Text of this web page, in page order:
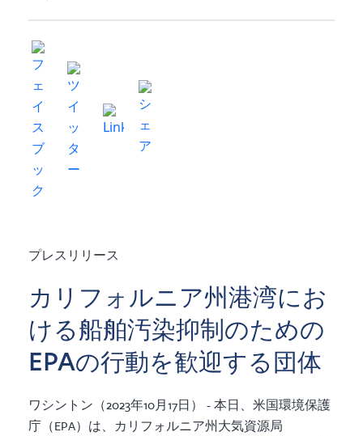
プレスリリース
カリフォルニア州港湾にお
ける船舶汚染抑制のための
EPAの行動を歓迎する団体
ワシントン（2023年10月17日） - 本日、米国環境保護
庁（EPA）は、カリフォルニア州大気資源局